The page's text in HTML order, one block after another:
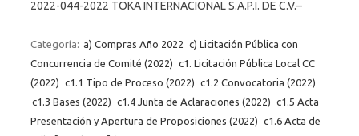
2022-044-2022 TOKA INTERNACIONAL S.A.P.I. DE C.V.–
Categoría: a) Compras Año 2022 c) Licitación Pública con
Concurrencia de Comité (2022) c1. Licitación Pública Local CC
(2022) c1.1 Tipo de Proceso (2022) c1.2 Convocatoria (2022)
c1.3 Bases (2022) c1.4 Junta de Aclaraciones (2022) c1.5 Acta
Presentación y Apertura de Proposiciones (2022) c1.6 Acta de